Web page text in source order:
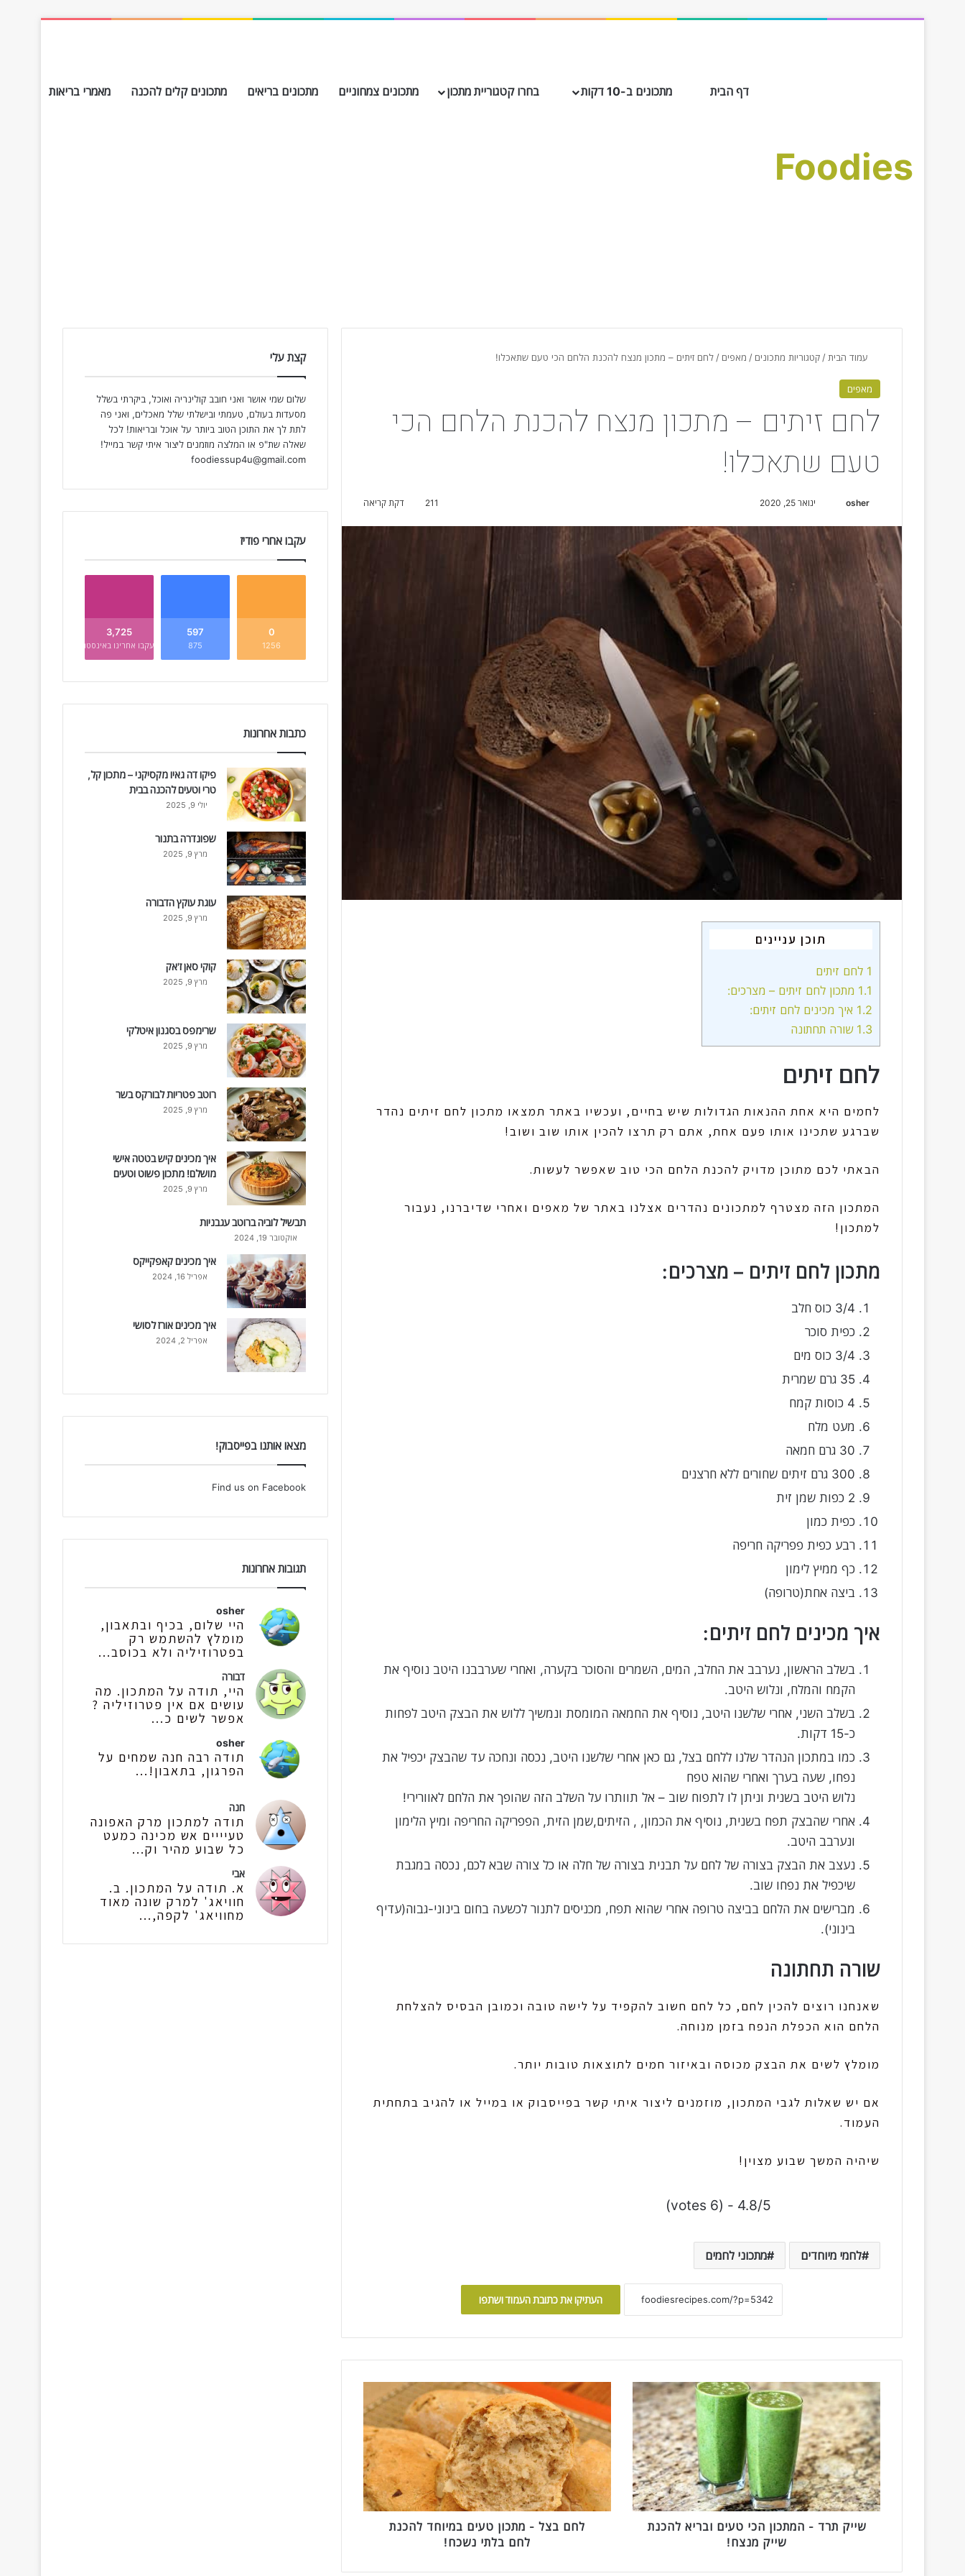
Foodies
דף הבית מתכונים ב-10 דקות בחרו קטגוריית מתכון מתכונים צמחוניים מתכונים בריאים מתכונים קלים להכנה מאמרי בריאות
עמוד הבית / קטגוריות מתכונים / מאפים / לחם זיתים – מתכון מנצח להכנת הלחם הכי טעם שתאכלו!
מאפים
לחם זיתים – מתכון מנצח להכנת הלחם הכי
טעם שתאכלו!
osher ינואר 25, 2020 211 דקת קריאה
תוכן עניינים
1 לחם זיתים
1.1 מתכון לחם זיתים – מצרכים:
1.2 איך מכינים לחם זיתים:
1.3 שורה תחתונה
לחם זיתים
לחמים היא אחת ההנאות הגדולות שיש בחיים, ועכשיו באתר תמצאו מתכון לחם זיתים נהדר
שברגע שתכינו אותו פעם אחת, אתם רק תרצו להכין אותו שוב ושוב!
הבאתי לכם מתוכן מדויק להכנת הלחם הכי טוב שאפשר לעשות.
המתכון הזה מצטרף למתכונים נהדרים אצלנו באתר של מאפים ואחרי שדיברנו, נעבור
למתכון!
מתכון לחם זיתים – מצרכים:
3/4 כוס חלב
כפית סוכר
3/4 כוס מים
35 גרם שמרית
4 כוסות קמח
מעט מלח
30 גרם חמאה
300 גרם זיתים שחורים ללא חרצנים
2 כפות שמן זית
כפית כמון
רבע כפית פפריקה חריפה
כף ממיץ לימון
ביצה אחת(טרופה)
איך מכינים לחם זיתים:
בשלב הראשון, נערבב את החלב, המים, השמרים והסוכר בקערה, ואחרי שערבבנו היטב נוסיף את
הקמח והמלח, ונלוש היטב.
בשלב השני, אחרי שלשנו היטב, נוסיף את החמאה המומסת ונמשיך ללוש את הבצק היטב לפחות
כ-15 דקות.
כמו במתכון הנהדר שלנו ללחם בצל, גם כאן אחרי שלשנו היטב, נכסה ונחכה עד שהבצק יכפיל את
נפחו, שעה בערך ואחרי שהוא טפח
נלוש היטב בשנית וניתן לו לתפוח שוב – אל תוותרו על השלב הזה שהופך את הלחם לאוורירי!
אחרי שהבצק תפח בשנית, נוסיף את הכמון, , הזיתים,שמן הזית, הפפריקה החריפה ומיץ הלימון
ונערבב היטב.
נעצב את הבצק בצורה של לחם על תבנית בצורה של חלה או כל צורה שבא לכם, נכסה במגבת
שיכפיל את נפחו שוב.
מברישים את הלחם בביצה טרופה אחרי שהוא תפח, מכניסים לתנור לכשעה בחום בינוני-גבוה(עדיף
בינוני).
שורה תחתונה
שאנחנו רוצים להכין לחם, כל לחם חשוב להקפיד על לישה טובה וכמובן הבסיס להצלחת
הלחם הוא הכפלת הנפח בזמן מנוחה.
מומלץ לשים את הבצק מכוסה ובאיזור חמים לתוצאות טובות יותר.
אם יש שאלות לגבי המתכון, מוזמנים ליצור איתי קשר בפייסבוק או במייל או להגיב בתחתית
העמוד.
שיהיה המשך שבוע מצוין!
4.8/5 - (6 votes)
לחמי מיוחדים מתכוני לחמים
העתיקו את כתובת העמוד ושתפו
ש
י
י
ק
ת
ר
ד
-
ה
ו
שייק תרד - המתכון הכי טעים ובריא להכנת
שייק מנצח!
ח
ם
ב
צ
-
ת
ט
לחם בצל - מתכון טעים במיוחד להכנת
לחם בלתי נשכח!
קצת עלי
שלום שמי אושר ואני חובב קולינריה ואוכל, ביקרתי בשלל
מסעדות בעולם, טעמתי ובישלתי שלל מאכלים, ואני פה
לתת לך את התוכן הטוב ביותר על אוכל ובריאות! לכל
שאלה שת"פ או המלצה מוזמנים ליצור איתי קשר במייל!
foodiessup4u@gmail.com
עקבו אחרי פודיז
0
1256
597
875
3,725
עקבו אחרינו באינסטגרם
כתבות אחרונות
פיקו דה גאיו מקסיקני – מתכון קל,
טרי וטעים להכנה בבית
יולי 9, 2025
שפונדרה בתנור
מרץ 9, 2025
עוגת עוקץ הדבורה
מרץ 9, 2025
קוקי סאן ז'אק
מרץ 9, 2025
שרימפס בסגנון איטלקי
מרץ 9, 2025
רוטב פטריות לבורקס בשר
מרץ 9, 2025
איך מכינים קיש בטטה אישי
מושלם! מתכון פשוט וטעים
מרץ 9, 2025
תבשיל לוביה ברוטב עגבניות
אוקטובר 19, 2024
איך מכינים קאפקייקס
אפריל 16, 2024
איך מכינים אורז לסושי
אפריל 2, 2024
מצאו אותנו בפייסבוק!
Find us on Facebook
תגובות אחרונות
osher
היי שלום, בכיף ובתאבון,
מומלץ להשתמש רק
בפטרוזיליה ולא בכוסב...
דבורה
היי, תודה על המתכון. מה
עושים אם אין פטרוזיליה ?
אפשר לשים כ...
osher
תודה רבה חנה שמחים על
הפרגון, בתאבון!...
חנה
תודה למתכון מרק האפונה
טעיייים אש מכינה כמעט
כל שבוע מהיר וק...
אבי
א. תודה על המתכון. ב.
חוויאג' למרק שונה מאוד
מחוויאג' לקפה,...